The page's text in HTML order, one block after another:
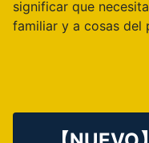
significar que
familiar y a cosas del